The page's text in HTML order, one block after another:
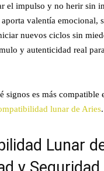
el impulso y no herir sin
aporta valentía emocional,
nuevos ciclos sin
y autenticidad real
signos es más compatible
lunar de Aries.
Lunar